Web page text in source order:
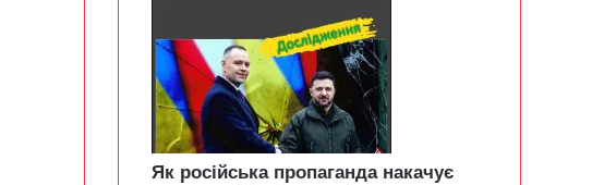
Як російська пропаганда накачує